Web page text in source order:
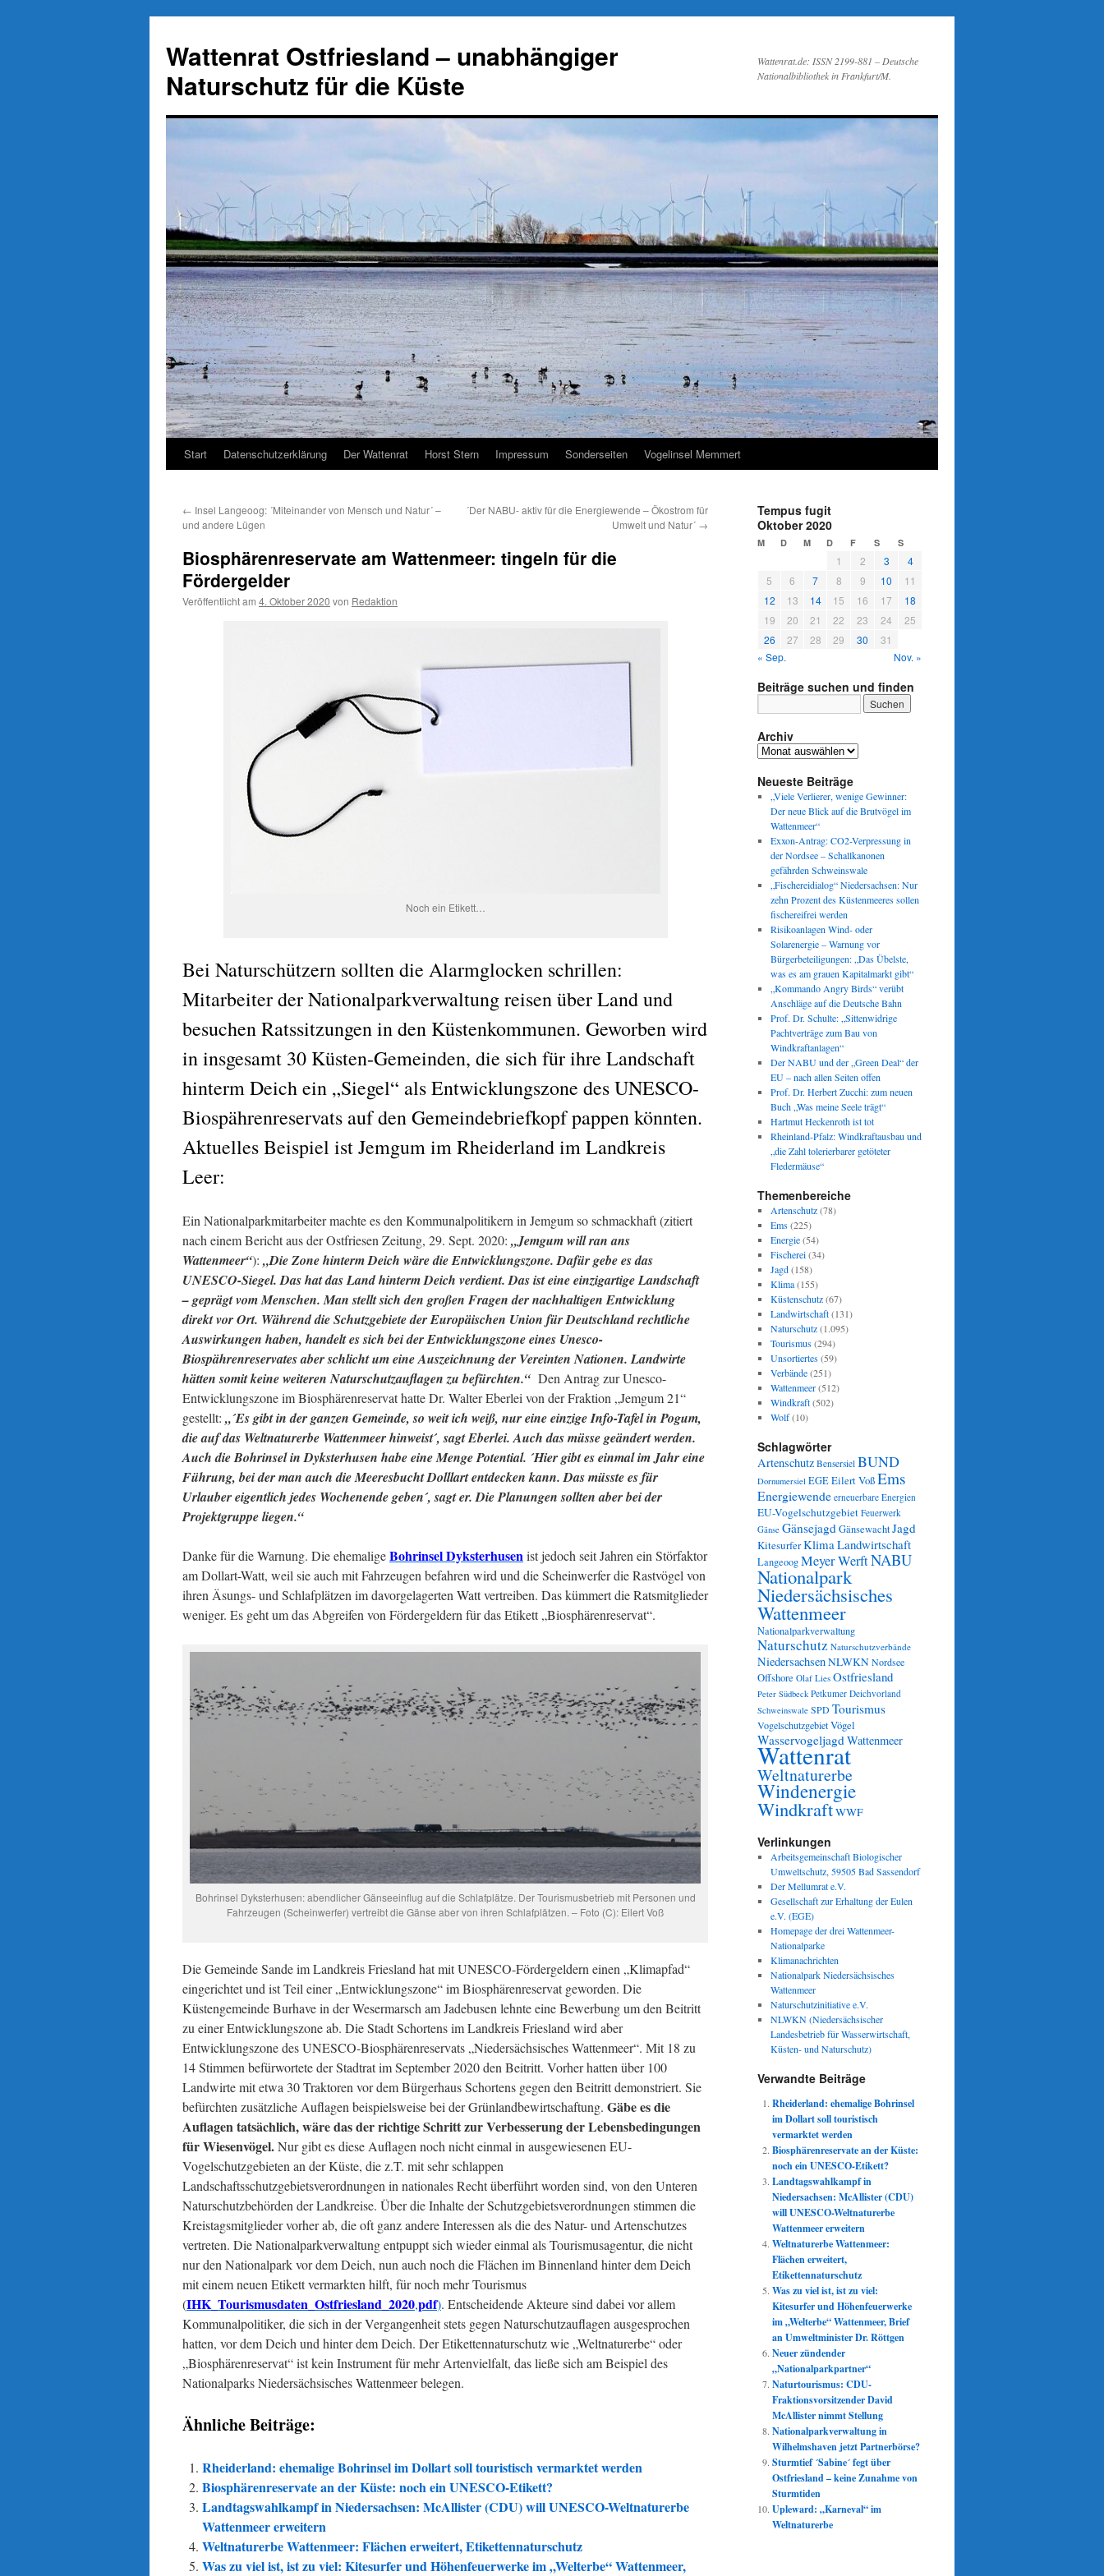
springen
Wattenrat Ostfriesland – unabhängiger
Naturschutz für die Küste
Wattenrat.de: ISSN 2199-881 – Deutsche
Nationalbibliothek in Frankfurt/M.
Start Datenschutzerklärung Der Wattenrat Horst Stern Impressum Sonderseiten Vogelinsel Memmert
← Insel Langeoog: ´Miteinander von Mensch und Natur´ –
und andere Lügen
´Der NABU- aktiv für die Energiewende – Ökostrom für
Umwelt und Natur´ →
Biosphärenreservate am Wattenmeer: tingeln für die
Fördergelder
Veröffentlicht am 4. Oktober 2020 von Redaktion
Noch ein Etikett…
Bei Naturschützern sollten die Alarmglocken schrillen:
Mitarbeiter der Nationalparkverwaltung reisen über Land und
besuchen Ratssitzungen in den Küstenkommunen. Geworben wird
in insgesamt 30 Küsten-Gemeinden, die sich für ihre Landschaft
hinterm Deich ein „Siegel“ als Entwicklungszone des UNESCO-
Biospährenreservats auf den Gemeindebriefkopf pappen könnten.
Aktuelles Beispiel ist Jemgum im Rheiderland im Landkreis
Leer:
Ein Nationalparkmitarbeiter machte es den Kommunalpolitikern in Jemgum so schmackhaft (zitiert
nach einem Bericht aus der Ostfriesen Zeitung, 29. Sept. 2020: „Jemgum will ran ans
Wattenmeer“): „Die Zone hinterm Deich wäre die Entwicklungszone. Dafür gebe es das
UNESCO-Siegel. Das hat das Land hinterm Deich verdient. Das ist eine einzigartige Landschaft
– geprägt vom Menschen. Man stellt sich den großen Fragen der nachhaltigen Entwicklung
direkt vor Ort. Während die Schutzgebiete der Europäischen Union für Deutschland rechtliche
Auswirkungen haben, handelt es sich bei der Entwicklungszone eines Unesco-
Biospährenreservates aber schlicht um eine Auszeichnung der Vereinten Nationen. Landwirte
hätten somit keine weiteren Naturschutzauflagen zu befürchten.“ Den Antrag zur Unesco-
Entwicklungszone im Biosphärenreservat hatte Dr. Walter Eberlei von der Fraktion „Jemgum 21“
gestellt: „´Es gibt in der ganzen Gemeinde, so weit ich weiß, nur eine einzige Info-Tafel in Pogum,
die auf das Weltnaturerbe Wattenmeer hinweist´, sagt Eberlei. Auch das müsse geändert werden.
Auch die Bohrinsel in Dyksterhusen habe eine Menge Potential. ´Hier gibt es einmal im Jahr eine
Führung, bei der man auch die Meeresbucht Dolllart entdecken kann. Das müsste es für
Urlauber eigentlich jedes Wochenende geben´, sagt er. Die Planungen sollten aber bei der
Projektgruppe liegen.“
Danke für die Warnung. Die ehemaligeBohrinsel Dyksterhusenist jedoch seit Jahren ein Störfaktor
am Dollart-Watt, weil sie auch mit Fahrzeugen befahren wird und die Scheinwerfer die Rastvögel von
ihren Äsungs- und Schlafplätzen im davorgelagerten Watt vertreiben. Das kümmert die Ratsmitglieder
weniger. Es geht um das Abgreifen von Fördergeldern für das Etikett „Biosphärenreservat“.
Bohrinsel Dyksterhusen: abendlicher Gänseeinflug auf die Schlafplätze. Der Tourismusbetrieb mit Personen und
Fahrzeugen (Scheinwerfer) vertreibt die Gänse aber von ihren Schlafplätzen. – Foto (C): Eilert Voß
Die Gemeinde Sande im Landkreis Friesland hat mit UNESCO-Fördergeldern einen „Klimapfad“
eingerichtet und ist Teil einer „Entwicklungszone“ im Biosphärenreservat geworden. Die
Küstengemeinde Burhave in der Wesermarsch am Jadebusen lehnte eine Bewerbung um den Beitritt
zu einer Entwicklungszone ab. Die Stadt Schortens im Landkreis Friesland wird aber
Entwicklungszone des UNESCO-Biosphärenreservats „Niedersächsisches Wattenmeer“. Mit 18 zu
14 Stimmen befürwortete der Stadtrat im September 2020 den Beitritt. Vorher hatten über 100
Landwirte mit etwa 30 Traktoren vor dem Bürgerhaus Schortens gegen den Beitritt demonstriert. Sie
befürchten zusätzliche Auflagen beispielsweise bei der Grünlandbewirtschaftung. Gäbe es die
Auflagen tatsächlich, wäre das der richtige Schritt zur Verbesserung der Lebensbedingungen
für Wiesenvögel.Nur gibt es diese Auflagen noch nicht einmal in ausgewiesenen EU-
Vogelschutzgebieten an der Küste, die z.T. mit sehr schlappen
Landschaftsschutzgebietsverordnungen in nationales Recht überführt worden sind, von den Unteren
Naturschutzbehörden der Landkreise. Über die Inhalte der Schutzgebietsverordnungen stimmen die
Kreistagsmitglieder vorher ab, die oft ganz andere Interessen als die des Natur- und Artenschutzes
vertreten. Die Nationalparkverwaltung entpuppt sich wieder einmal als Tourismusagentur, die nicht
nur den Nationalpark vor dem Deich, nun auch noch die Flächen im Binnenland hinter dem Deich
mit einem neuen Etikett vermarkten hilft, für noch mehr Tourismus
(IHK_Tourismusdaten_Ostfriesland_2020,pdf). Entscheidende Akteure sind dabei vor allem
Kommunalpolitiker, die sich in der Vergangenheit stets gegen Naturschutzauflagen ausgesprochen
hatten, vor dem Deich und hinter dem Deich. Der Etikettennaturschutz wie „Weltnaturerbe“ oder
„Biosphärenreservat“ ist kein Instrument für mehr Artenvielfalt, das ließe sich am Beispiel des
Nationalparks Niedersächsisches Wattenmeer belegen.
Ähnliche Beiträge:
Rheiderland: ehemalige Bohrinsel im Dollart soll touristisch vermarktet werden
Biosphärenreservate an der Küste: noch ein UNESCO-Etikett?
Landtagswahlkampf in Niedersachsen: McAllister (CDU) will UNESCO-Weltnaturerbe
Wattenmeer erweitern
Weltnaturerbe Wattenmeer: Flächen erweitert, Etikettennaturschutz
Was zu viel ist, ist zu viel: Kitesurfer und Höhenfeuerwerke im „Welterbe“ Wattenmeer,
Tempus fugit
Oktober 2020
M D M D F S S
1 2 3
4
5
6 7 8 9 10
11
12
13 14 15 16 17
18
19
20 21 22 23 24
25
26
27 28 29 30
31
« Sep.
Nov. »
Beiträge suchen und finden
Archiv
Archiv
Neueste Beiträge
„Viele Verlierer, wenige Gewinner:
Der neue Blick auf die Brutvögel im
Wattenmeer“
Exxon-Antrag: CO2-Verpressung in
der Nordsee – Schallkanonen
gefährden Schweinswale
„Fischereidialog“ Niedersachsen: Nur
zehn Prozent des Küstenmeeres sollen
fischereifrei werden
Risikoanlagen Wind- oder
Solarenergie – Warnung vor
Bürgerbeteiligungen: „Das Übelste,
was es am grauen Kapitalmarkt gibt“
„Kommando Angry Birds“ verübt
Anschläge auf die Deutsche Bahn
Prof. Dr. Schulte: „Sittenwidrige
Pachtverträge zum Bau von
Windkraftanlagen“
Der NABU und der „Green Deal“ der
EU – nach allen Seiten offen
Prof. Dr. Herbert Zucchi: zum neuen
Buch „Was meine Seele trägt“
Hartmut Heckenroth ist tot
Rheinland-Pfalz: Windkraftausbau und
„die Zahl tolerierbarer getöteter
Fledermäuse“
Themenbereiche
Artenschutz(78)
Ems(225)
Energie(54)
Fischerei(34)
Jagd(158)
Klima(155)
Küstenschutz(67)
Landwirtschaft(131)
Naturschutz(1.095)
Tourismus(294)
Unsortiertes(59)
Verbände(251)
Wattenmeer(512)
Windkraft(502)
Wolf(10)
Schlagwörter
Artenschutz Bensersiel BUND
Dornumersiel EGEEilert VoßEms
Energiewende erneuerbare Energien
EU-Vogelschutzgebiet Feuerwerk
Gänse GänsejagdGänsewachtJagd
KitesurferKlimaLandwirtschaft
LangeoogMeyer WerftNABU
Nationalpark
Niedersächsisches
Wattenmeer
Nationalparkverwaltung
Naturschutz Naturschutzverbände
NiedersachsenNLWKNNordsee
Offshore Olaf Lies Ostfriesland
Peter Südbeck Petkumer Deichvorland
Schweinswale SPDTourismus
VogelschutzgebietVögel
WasservogeljagdWattenmeer
Wattenrat
Weltnaturerbe
Windenergie
WindkraftWWF
Verlinkungen
Arbeitsgemeinschaft Biologischer
Umweltschutz, 59505 Bad Sassendorf
Der Mellumrat e.V.
Gesellschaft zur Erhaltung der Eulen
e.V. (EGE)
Homepage der drei Wattenmeer-
Nationalparke
Klimanachrichten
Nationalpark Niedersächsisches
Wattenmeer
Naturschutzinitiative e.V.
NLWKN (Niedersächsischer
Landesbetrieb für Wasserwirtschaft,
Küsten- und Naturschutz)
Verwandte Beiträge
Rheiderland: ehemalige Bohrinsel
im Dollart soll touristisch
vermarktet werden
Biosphärenreservate an der Küste:
noch ein UNESCO-Etikett?
Landtagswahlkampf in
Niedersachsen: McAllister (CDU)
will UNESCO-Weltnaturerbe
Wattenmeer erweitern
Weltnaturerbe Wattenmeer:
Flächen erweitert,
Etikettennaturschutz
Was zu viel ist, ist zu viel:
Kitesurfer und Höhenfeuerwerke
im „Welterbe“ Wattenmeer, Brief
an Umweltminister Dr. Röttgen
Neuer zündender
„Nationalparkpartner“
Naturtourismus: CDU-
Fraktionsvorsitzender David
McAllister nimmt Stellung
Nationalparkverwaltung in
Wilhelmshaven jetzt Partnerbörse?
Sturmtief ´Sabine´ fegt über
Ostfriesland – keine Zunahme von
Sturmtiden
Upleward: „Karneval“ im
Weltnaturerbe